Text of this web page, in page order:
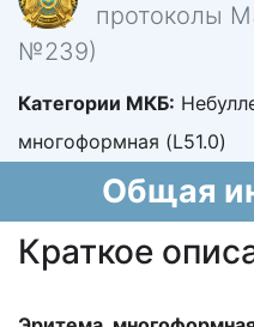
протоколы
№239)
Категории МКБ:
многоформная (L51.0)
Общая
Краткое